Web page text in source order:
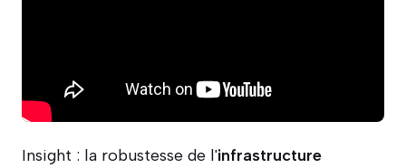
Insight : la robustesse de l'infrastructure